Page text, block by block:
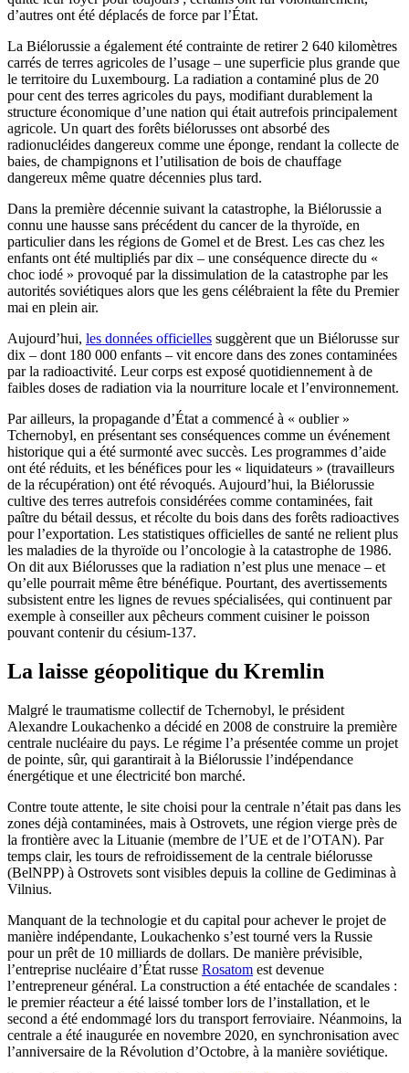
d’autres ont été déplacés de force par l’État.
La Biélorussie a également été contrainte de retirer 2 640 kilomètres
carrés de terres agricoles de l’usage – une superficie plus grande que
le territoire du Luxembourg. La radiation a contaminé plus de 20
pour cent des terres agricoles du pays, modifiant durablement la
structure économique d’une nation qui était autrefois principalement
agricole. Un quart des forêts biélorusses ont absorbé des
radionucléides dangereux comme une éponge, rendant la collecte de
baies, de champignons et l’utilisation de bois de chauffage
dangereux même quatre décennies plus tard.
Dans la première décennie suivant la catastrophe, la Biélorussie a
connu une hausse sans précédent du cancer de la thyroïde, en
particulier dans les régions de Gomel et de Brest. Les cas chez les
enfants ont été multipliés par dix – une conséquence directe du «
choc iodé » provoqué par la dissimulation de la catastrophe par les
autorités soviétiques alors que les gens célébraient la fête du Premier
mai en plein air.
Aujourd’hui, les données officielles suggèrent que un Biélorusse sur
dix – dont 180 000 enfants – vit encore dans des zones contaminées
par la radioactivité. Leur corps est exposé quotidiennement à de
faibles doses de radiation via la nourriture locale et l’environnement.
Par ailleurs, la propagande d’État a commencé à « oublier »
Tchernobyl, en présentant ses conséquences comme un événement
historique qui a été surmonté avec succès. Les programmes d’aide
ont été réduits, et les bénéfices pour les « liquidateurs » (travailleurs
de la récupération) ont été révoqués. Aujourd’hui, la Biélorussie
cultive des terres autrefois considérées comme contaminées, fait
paître du bétail dessus, et récolte du bois dans des forêts radioactives
pour l’exportation. Les statistiques officielles de santé ne relient plus
les maladies de la thyroïde ou l’oncologie à la catastrophe de 1986.
On dit aux Biélorusses que la radiation n’est plus une menace – et
qu’elle pourrait même être bénéfique. Pourtant, des avertissements
subsistent entre les lignes de revues spécialisées, qui continuent par
exemple à conseiller aux pêcheurs comment cuisiner le poisson
pouvant contenir du césium-137.
La laisse géopolitique du Kremlin
Malgré le traumatisme collectif de Tchernobyl, le président
Alexandre Loukachenko a décidé en 2008 de construire la première
centrale nucléaire du pays. Le régime l’a présentée comme un projet
de pointe, sûr, qui garantirait à la Biélorussie l’indépendance
énergétique et une électricité bon marché.
Contre toute attente, le site choisi pour la centrale n’était pas dans les
zones déjà contaminées, mais à Ostrovets, une région vierge près de
la frontière avec la Lituanie (membre de l’UE et de l’OTAN). Par
temps clair, les tours de refroidissement de la centrale biélorusse
(BelNPP) à Ostrovets sont visibles depuis la colline de Gediminas à
Vilnius.
Manquant de la technologie et du capital pour achever le projet de
manière indépendante, Loukachenko s’est tourné vers la Russie
pour un prêt de 10 milliards de dollars. De manière prévisible,
l’entreprise nucléaire d’État russe Rosatom est devenue
l’entrepreneur général. La construction a été entachée de scandales :
le premier réacteur a été laissé tomber lors de l’installation, et le
second a été endommagé lors du transport ferroviaire. Néanmoins, la
centrale a été inaugurée en novembre 2020, en synchronisation avec
l’anniversaire de la Révolution d’Octobre, à la manière soviétique.